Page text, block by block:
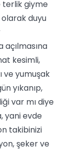
terlik giyme
olarak duyu
kesimli,
ve yumuşak
yıkanıp,
var mı diye
yani evde
takibinizi
şeker ve